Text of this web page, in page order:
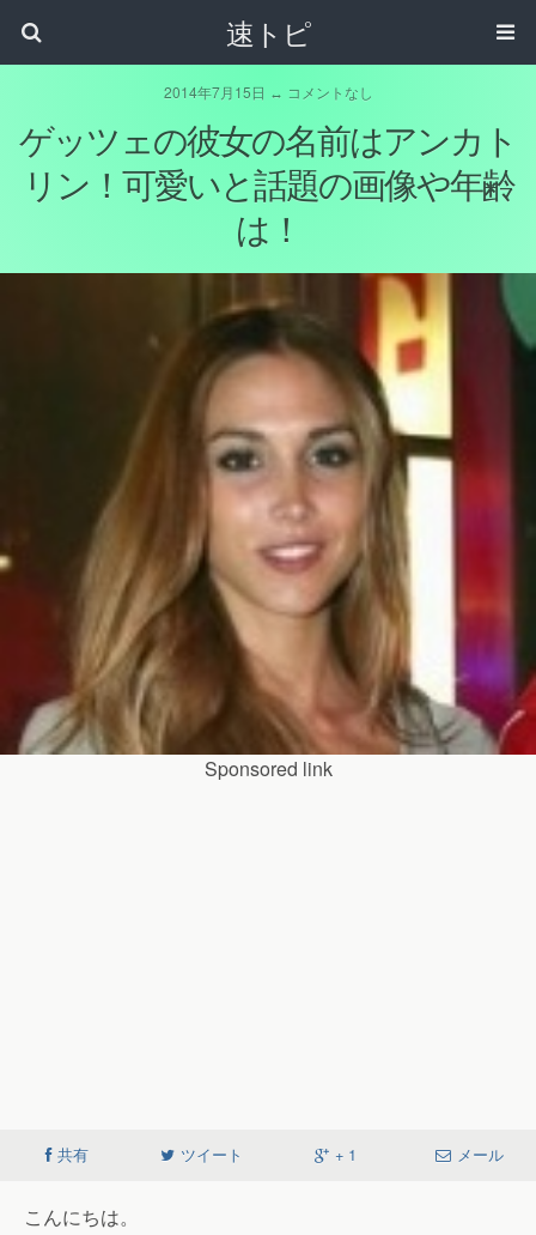
速トピ
2014年7月15日 ↔ コメントなし
ゲッツェの彼女の名前はアンカト
リン！可愛いと話題の画像や年齢
は！
Sponsored link
共有 ツイート + 1 メール
こんにちは。